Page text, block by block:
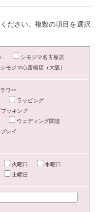
ださい。複数の項目を選択
シモジマ名古屋店
シモジマ心斎橋店（大阪）
ワー
ラッピング
ッキング
ウェディング関連
レイ
火曜日
水曜日
土曜日